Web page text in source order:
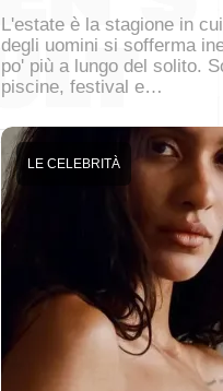
L'estate è la stagione in
degli uomini si sofferma
po' più a lungo del solito.
piscine, festival e…
LE CELEBRITÀ